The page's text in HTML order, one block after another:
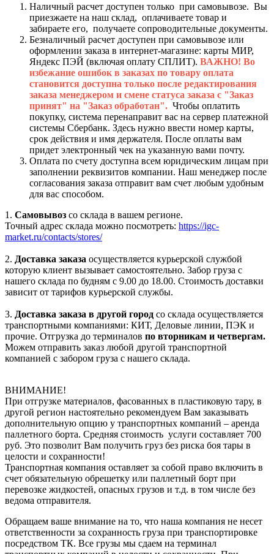
Наличный расчет доступен только при самовывозе. Вы
приезжаете на наш склад, оплачиваете товар и
забираете его, получаете сопроводительные документы.
Безналичный расчет доступен при самовывозе или
оформлении заказа в интернет-магазине: карты МИР,
Яндекс ПЭЙ (включая оплату СПЛИТ). ВАЖНО! Во
избежание ошибок в заказах по товару оплата
становится доступна только после редактирования
заказа менеджером и смене статуса заказа с "Заказ
принят" на "Заказ обработан". Чтобы оплатить
покупку, система перенаправит вас на сервер платежной
системы Сбербанк. Здесь нужно ввести номер карты,
срок действия и имя держателя. После оплаты вам
придет электронный чек на указанную вами почту.
Оплата по счету доступна всем юридическим лицам при
заполнении реквизитов компании. Наш менеджер после
согласования заказа отправит вам счет любым удобным
для вас способом.
1. Самовывоз со склада в вашем регионе.
Точный адрес склада можно посмотреть: https://igc-
market.ru/contacts/stores/
2. Доставка заказа осуществляется курьерской службой
которую клиент вызывает самостоятельно. Забор груза с
нашего склада по будням с 9.00 до 18.00. Стоимость доставки
зависит от тарифов курьерской службы.
3. Доставка заказа в другой город со склада осуществляется
транспортными компаниями: КИТ, Деловые линии, ПЭК и
прочие. Отгрузка до терминалов по вторникам и четвергам.
Можем отправить заказ любой другой транспортной
компанией с забором груза с нашего склада.
ВНИМАНИЕ!
При отгрузке материалов, фасованных в пластиковую тару, в
другой регион настоятельно рекомендуем Вам заказывать
дополнительную опцию у транспортных компаний – аренда
паллетного борта. Средняя стоимость услуги составляет 700
руб. Это позволит Вам получить груз без риска боя тары в
целости и сохранности!
Транспортная компания оставляет за собой право включить в
счет обязательную обрешетку или паллетный борт при
перевозке жидкостей, опасных грузов и т.д. в том числе без
ведома отправителя.
Обращаем ваше внимание на то, что наша компания не несет
ответственности за сохранность груза при транспортировке
посредством ТК. Все грузы мы сдаем на терминал